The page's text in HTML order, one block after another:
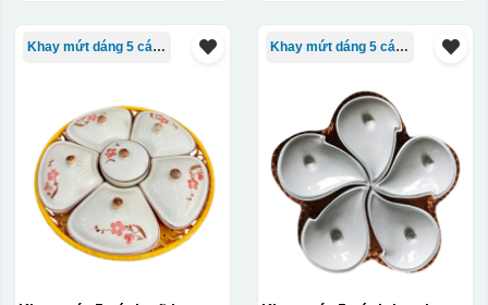
Khay mứt dáng 5 cánh Khay mứt dáng 5 cánh